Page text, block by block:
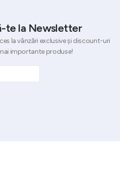
te la Newsletter
la vânzări exclusive și discount-uri
importante produse!